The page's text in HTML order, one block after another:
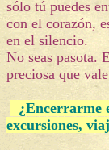
sólo tú puedes
con el corazón,
en el silencio.
No seas pasota.
preciosa que
¿Encerrarme
excursiones,